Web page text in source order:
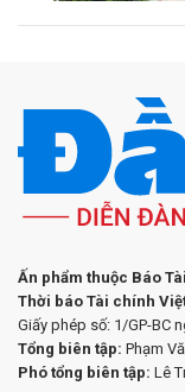
Ấn phẩm thuộc Báo
Thời báo Tài chính
Giấy phép số: 1/GP-BC
Tổng biên tập: Phạm
Phó tổng biên tập: Lê